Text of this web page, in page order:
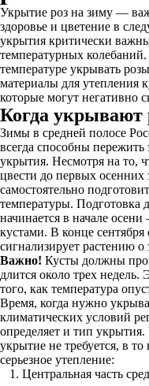
Укрытие роз на зиму —
здоровье и цветение в
укрытия критически
температурных
температуре укрывать
материалы для утепления
которые могут негативно
Когда укрывают
Зимы в средней полосе
всегда способны пережить
укрытия. Несмотря на то,
цвести до первых осенних
самостоятельно
температуры. Подготовка
начинается в начале
кустами. В конце сентября
сигнализирует растению
Важно! Кусты должны
длится около трех
того, как температура
Время, когда нужно
климатических условий
определяет и тип
укрытие не требуется, в
серьезное утепление:
Центральная часть